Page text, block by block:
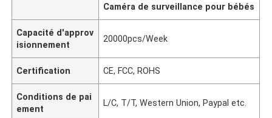
Caméra de surveillance pour bébés
Capacité d'approv
isionnement
20000pcs/Week
Certification CE, FCC, ROHS
Conditions de pai
ement
L/C, T/T, Western Union, Paypal etc.